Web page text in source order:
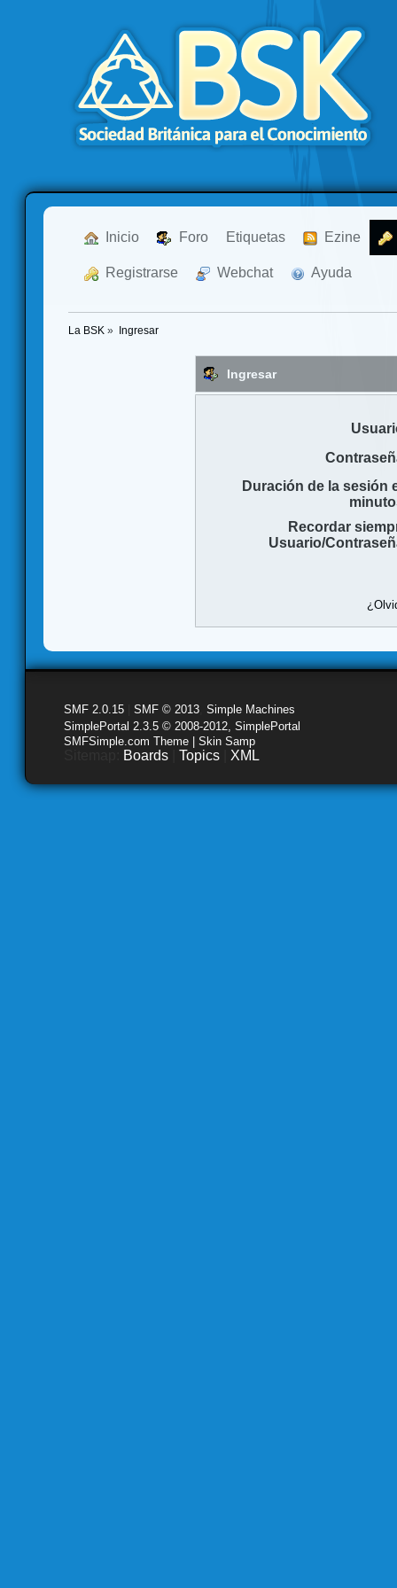
Inicio Foro Etiquetas Ezine
Registrarse Webchat Ayuda
La BSK » Ingresar
Ingresar
Duración de la sesión
Recordar
Usuario/
SMF 2.0.15 SMF © 2013 Simple Machines
SimplePortal 2.3.5 © 2008-2012, SimplePortal
SMFSimple.com Theme | Skin Samp
Boards Topics XML